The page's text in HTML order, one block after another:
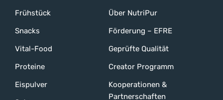
Frühstück
Snacks
Vital-Food
Proteine
Eispulver
Über NutriPur
Förderung – EFRE
Geprüfte Qualität
Creator Programm
Kooperationen &
Partnerschaften